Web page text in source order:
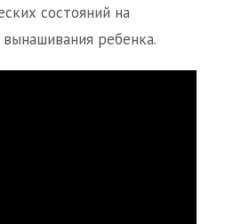
состояний на
ребенка.